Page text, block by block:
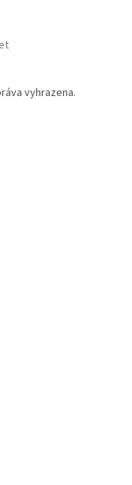
vyhrazena.